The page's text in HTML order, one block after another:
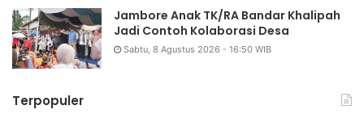
Jambore Anak TK/RA Bandar Khalipah
Jadi Contoh Kolaborasi Desa
Sabtu, 8 Agustus 2026 - 16:50 WIB
Terpopuler